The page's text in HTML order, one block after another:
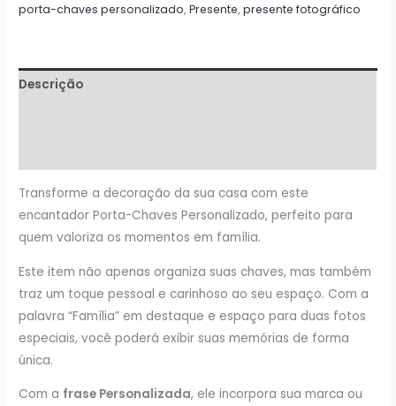
porta-chaves personalizado,Presente,presente fotográfico
Descrição
Transforme a decoração da sua casa com este
encantador Porta-Chaves Personalizado, perfeito para
quem valoriza os momentos em família.
Este item não apenas organiza suas chaves, mas também
traz um toque pessoal e carinhoso ao seu espaço. Com a
palavra “Família” em destaque e espaço para duas fotos
especiais, você poderá exibir suas memórias de forma
única.
Com a frase Personalizada, ele incorpora sua marca ou